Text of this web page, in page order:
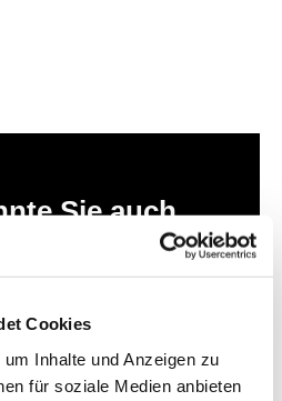
Cookies
Inhalte und Anzeigen zu
für soziale Medien anbieten
Sie auch